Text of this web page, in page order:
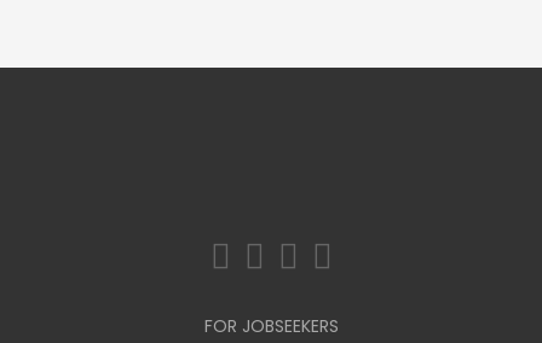
FOR JOBSEEKERS